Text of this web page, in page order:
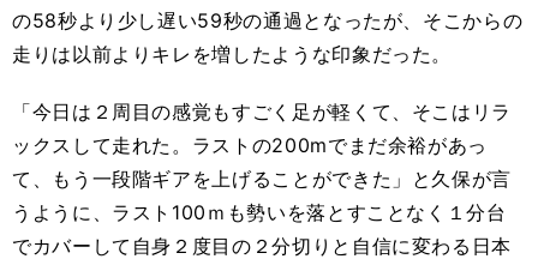
の58秒より少し遅い59秒の通過となったが、そこからの
走りは以前よりキレを増したような印象だった。
「今日は２周目の感覚もすごく足が軽くて、そこはリラ
ックスして走れた。ラストの200mでまだ余裕があっ
て、もう一段階ギアを上げることができた」と久保が言
うように、ラスト100ｍも勢いを落とすことなく１分台
でカバーして自身２度目の２分切りと自信に変わる日本